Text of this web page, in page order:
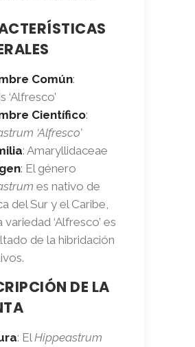
Común:
‘Alfresco’
Científico:
‘Alfresco’
: Amaryllidaceae
: El género
es nativo de
del Sur y el Caribe,
‘Alfresco’ es
de la hibridación
DE LA
: El Hippeastrum